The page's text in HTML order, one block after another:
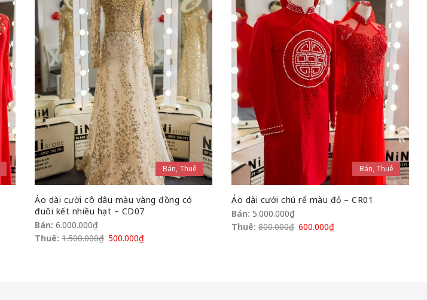
Bán, Thuê
Áo dài cười cô dâu màu vàng đồng có
đuôi kết nhiều hạt – CD07
Bán: 6.000.000₫
Thuê: 1.500.000₫ 500.000₫
Bán, Thuê
Áo dài cưới chú rể màu đỏ – CR01
Bán: 5.000.000₫
Thuê: 800.000₫ 600.000₫